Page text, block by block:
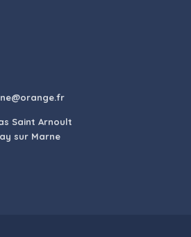
Saint Arnoult
Marne